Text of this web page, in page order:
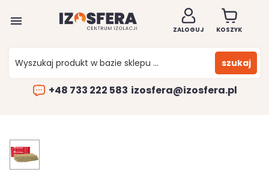

ZALOGUJ KOSZYK
szukaj
+48 733 222 583 izosfera@izosfera.pl